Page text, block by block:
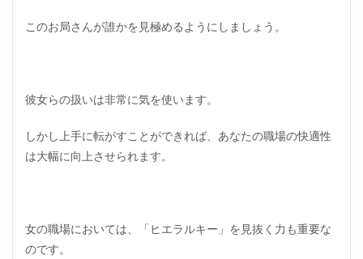
このお局さんが誰かを見極めるようにしましょう。
彼女らの扱いは非常に気を使います。
しかし上手に転がすことができれば、あなたの職場の快適性
は大幅に向上させられます。
女の職場においては、「ヒエラルキー」を見抜く力も重要な
のです。